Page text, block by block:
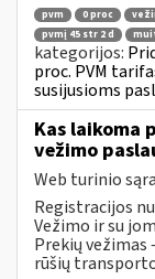
pvm 0 proc
pvmį 45 str 2 d
kategorijos:
proc. PVM
susijusioms
Kas laikoma
vežimo
Web turinio
Registracijos
Vežimo ir su
Prekių
rūšių